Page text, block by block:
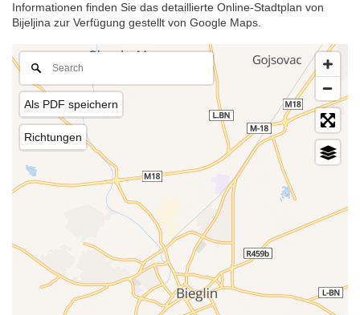
Informationen finden Sie das detaillierte Online-Stadtplan von
Bijeljina zur Verfügung gestellt von Google Maps.
Als PDF speichern
Richtungen